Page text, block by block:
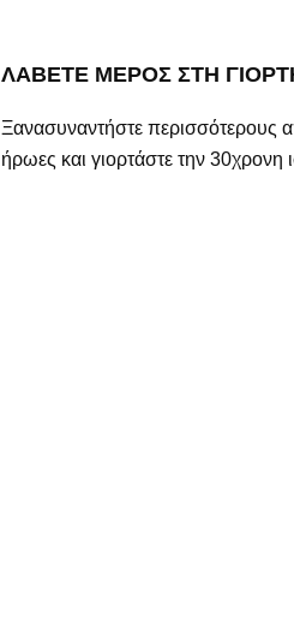
ΛΑΒΕΤΕ ΜΕΡΟΣ ΣΤΗ
Ξανασυναντήστε περισσότερους
ήρωες και γιορτάστε την 30χρονη